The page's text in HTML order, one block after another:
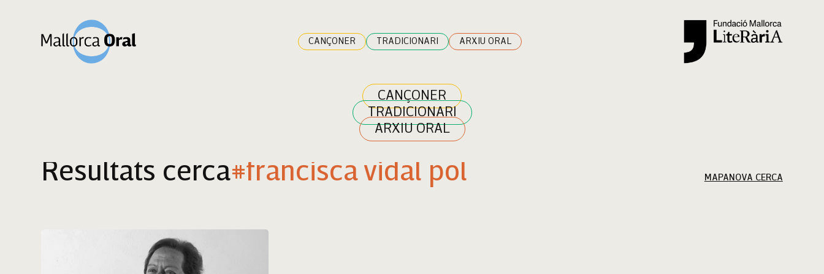
CANÇONER TRADICIONARI ARXIU ORAL
CANÇONER
TRADICIONARI
ARXIU ORAL
Resultats cerca#francisca vidal pol MAPANOVA CERCA